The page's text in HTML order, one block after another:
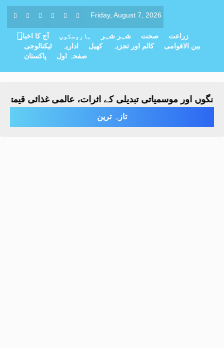
Friday, August 7, 2026
آج کا اخبار ہاروسکوپ شہر شہر صحت
زراعت
ٹیکنالوجی
اداریہ کھیل کالم اور تجزیہ
بین الاقوامی
پاکستان
صفحہ اول
اور موسمیاتی تبدیلی کے اثرات، عالمی غذائی قیمتیں
تازہ ترین